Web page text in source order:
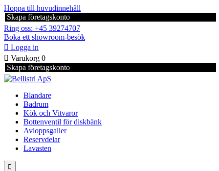
Hoppa till huvudinnehåll
Skapa företagskonto
Ring oss: +45 39274707
Boka ett showroom-besök
 Logga in
 Varukorg 0
Skapa företagskonto
Blandare
Badrum
Kök och Vitvaror
Bottenventil för diskbänk
Avloppsgaller
Reservdelar
Lavasten
